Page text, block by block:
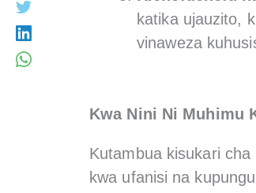
katika ujauzito,
vinaweza
Kwa Nini Ni Muhimu
Kutambua kisukari
kwa ufanisi na